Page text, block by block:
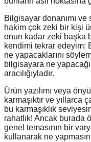
Bilgisayar donanımı ve
hakim çok zeki bir kişi
onun kadar zeki başka
kendimi tekrar edeyim:
ne yapacaklarını
bilgisayara ne
aracılığıyladır.
Ürün yazılımı veya
karmaşıktır ve yıllarca
bu karmaşıklık
rahatlık! Ancak burada
genel temasının bir
kullanarak ne